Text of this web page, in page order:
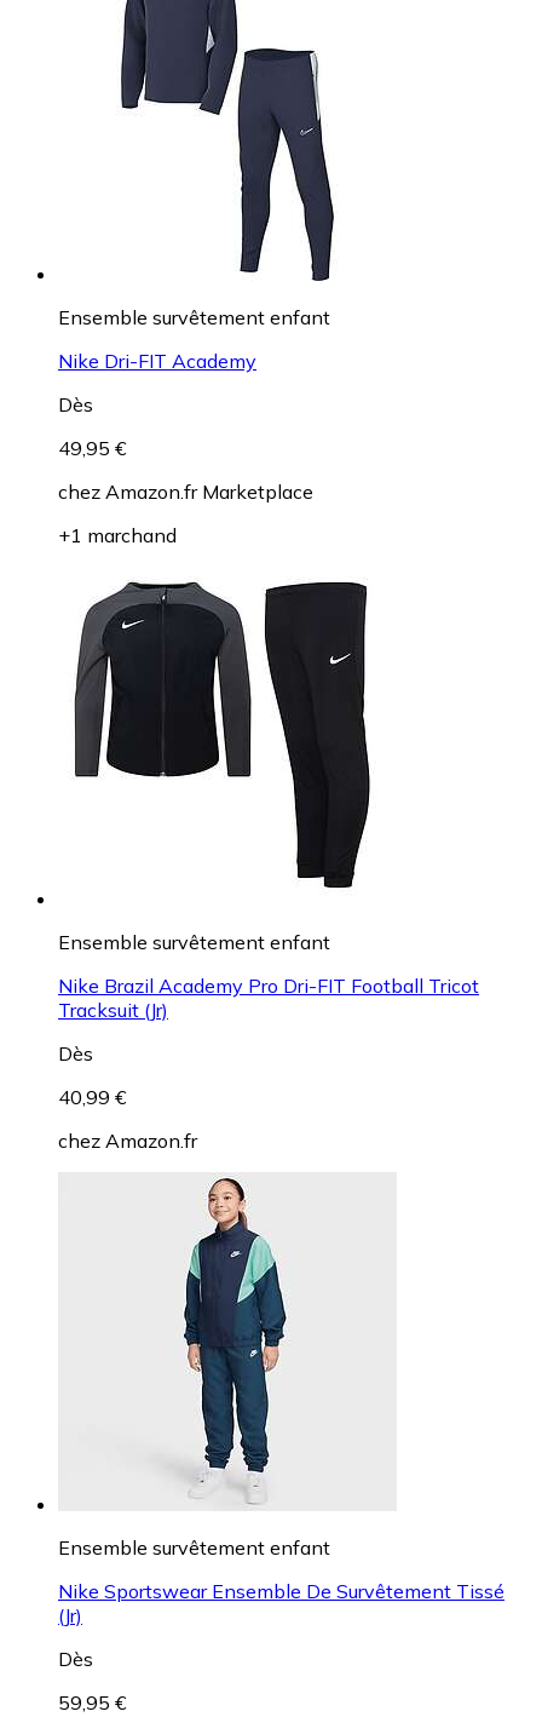
Ensemble survêtement enfant
Nike Dri-FIT Academy
Dès
49,95 €
chez Amazon.fr Marketplace
+1 marchand
Ensemble survêtement enfant
Nike Brazil Academy Pro Dri-FIT Football Tricot
Tracksuit (Jr)
Dès
40,99 €
chez Amazon.fr
Ensemble survêtement enfant
Nike Sportswear Ensemble De Survêtement Tissé
(Jr)
Dès
59,95 €